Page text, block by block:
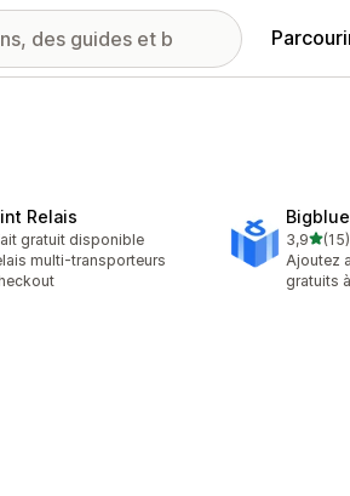
Relais
5gratuit disponible
multi-transporteurs
3,9 (15)
15 avis
Ajoutez
gratuits